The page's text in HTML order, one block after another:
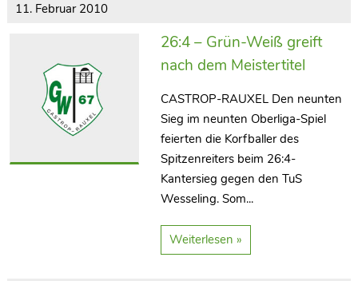
11. Februar 2010
26:4 – Grün-Weiß greift
nach dem Meistertitel
CASTROP-RAUXEL Den neunten
Sieg im neunten Oberliga-Spiel
feierten die Korfballer des
Spitzenreiters beim 26:4-
Kantersieg gegen den TuS
Wesseling. Som...
Weiterlesen »